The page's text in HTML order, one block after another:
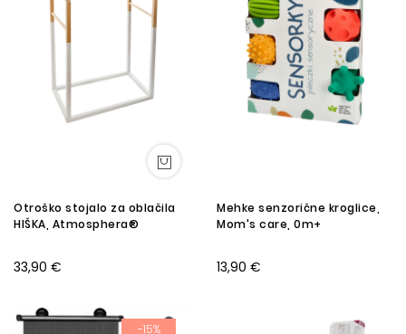
Otroško stojalo za oblačila
HIŠKA, Atmosphera®
33,90 €
Mehke senzorične kroglice,
Mom's care, 0m+
13,90 €
-15%